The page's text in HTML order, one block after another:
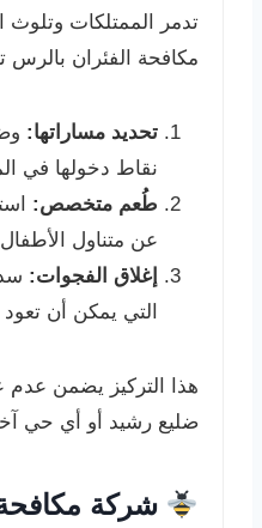
تدمر الممتلكات
مكافحة الفئران بالرس
تحديد مساراتها:
نقاط دخولها في
طُعم متخصص:
عن متناول الأطفال
إغلاق الفجوات:
التي يمكن أن تعود
هذا التركيز يضمن عدم
ضليع رشيد أو أي حي
شركة